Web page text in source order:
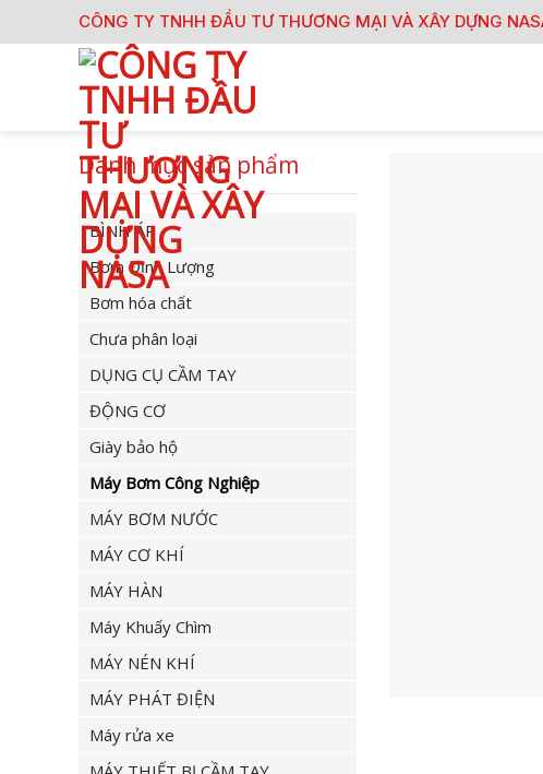
to
CÔNG TY TNHH ĐẦU TƯ THƯƠNG MẠI VÀ XÂY DỰNG
Danh mục sản phẩm
BÌNH ÁP
Bơm Định Lượng
Bơm hóa chất
Chưa phân loại
DỤNG CỤ CẦM TAY
ĐỘNG CƠ
Giày bảo hộ
Máy Bơm Công Nghiệp
MÁY BƠM NƯỚC
MÁY CƠ KHÍ
MÁY HÀN
Máy Khuấy Chìm
MÁY NÉN KHÍ
MÁY PHÁT ĐIỆN
Máy rửa xe